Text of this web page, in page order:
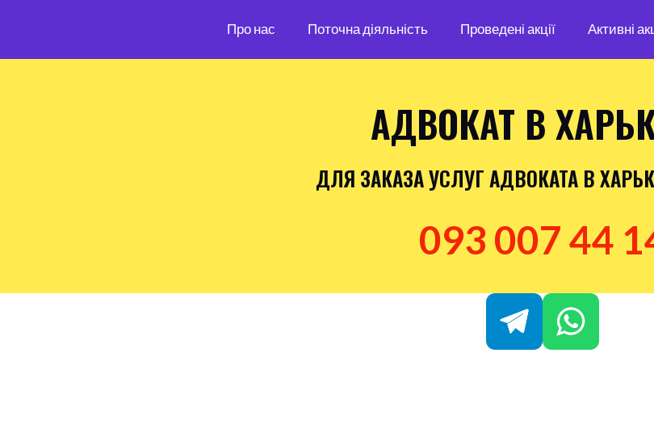
Про нас Поточна діяльність Проведені акції Активні
АДВОКАТ В
ДЛЯ ЗАКАЗА УСЛУГ АДВОКАТА В
093 007 44